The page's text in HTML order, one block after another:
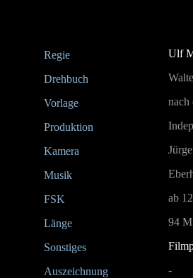
Regie Ulf
Drehbuch
Vorlage nach
Produktion
Kamera
Musik
FSK ab
Länge 94
Sonstiges
Auszeichnung -